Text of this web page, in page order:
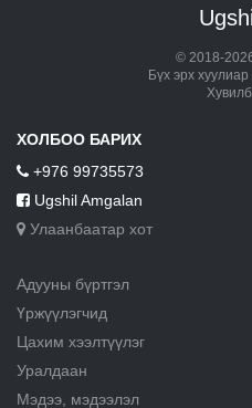
© 2018-
Бүх эрх
ХОЛБОО БАРИХ
+976 99735573
Ugshil Amgalan
Улаанбаатар хот
Адууны бүртгэл
Үржүүлэгчид
Цахим хээлтүүлэг
Уралдаан
Мэдээ, мэдээлэл